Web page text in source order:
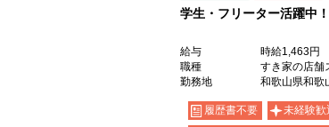
アルバイト パート
学生・フリーター活躍中
給与
時給1,463円
職種
すき家の店舗
勤務地
和歌山県和歌
履歴書不要 未経験歓